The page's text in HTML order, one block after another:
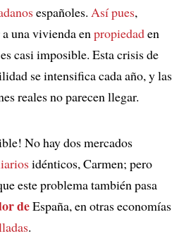
españoles. Así pues,
una vivienda en propiedaden
casi imposible. Esta crisis de
se intensifica cada año, y las
reales no parecen llegar.
No hay dos mercados
idénticos, Carmen; pero
este problema también pasa
deEspaña, en otras economías
.